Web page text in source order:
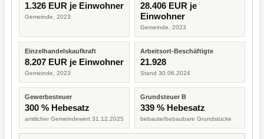
1.326 EUR je Einwohner
Gemeinde, 2023
28.406 EUR je
Einwohner
Gemeinde, 2023
Einzelhandelskaufkraft
8.207 EUR je Einwohner
Gemeinde, 2023
Arbeitsort-Beschäftigte
21.928
Stand 30.06.2024
Gewerbesteuer
300 % Hebesatz
amtlicher Gemeindewert 31.12.2025
Grundsteuer B
339 % Hebesatz
bebaute/bebaubare Grundstücke